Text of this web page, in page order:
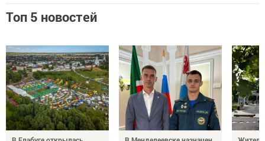
Топ 5 новостей